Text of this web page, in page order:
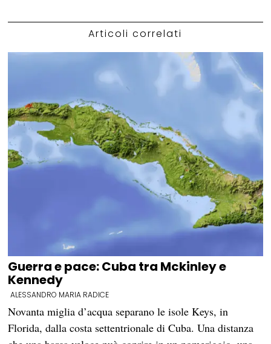
Articoli correlati
Guerra e pace: Cuba tra Mckinley e
Kennedy
ALESSANDRO MARIA RADICE
Novanta miglia d’acqua separano le isole Keys, in
Florida, dalla costa settentrionale di Cuba. Una distanza